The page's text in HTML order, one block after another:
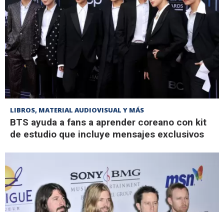
LIBROS, MATERIAL AUDIOVISUAL Y MÁS
BTS ayuda a fans a aprender coreano con kit
de estudio que incluye mensajes exclusivos